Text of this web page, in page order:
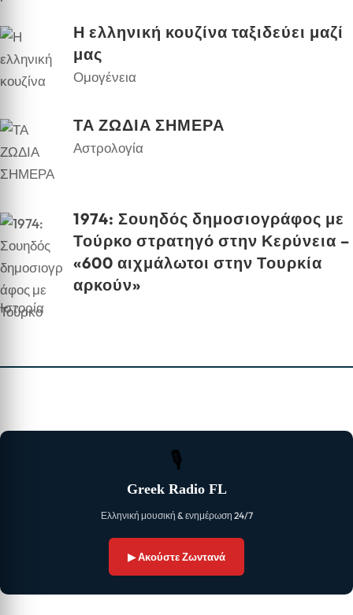
Η ελληνική κουζίνα ταξιδεύει μαζί
μας
Ομογένεια
ΤΑ ΖΩΔΙΑ ΣΗΜΕΡΑ
Αστρολογία
1974: Σουηδός δημοσιογράφος με
Τούρκο στρατηγό στην Κερύνεια –
«600 αιχμάλωτοι στην Τουρκία
αρκούν»
Ιστορία
🎙
Greek Radio FL
Ελληνική μουσική & ενημέρωση 24/7
▶ Ακούστε Ζωντανά